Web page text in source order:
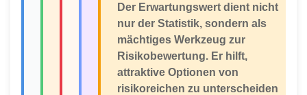
Der Erwartungswert dient nicht
nur der Statistik, sondern als
mächtiges Werkzeug zur
Risikobewertung. Er hilft,
attraktive Optionen von
risikoreichen zu unterscheiden